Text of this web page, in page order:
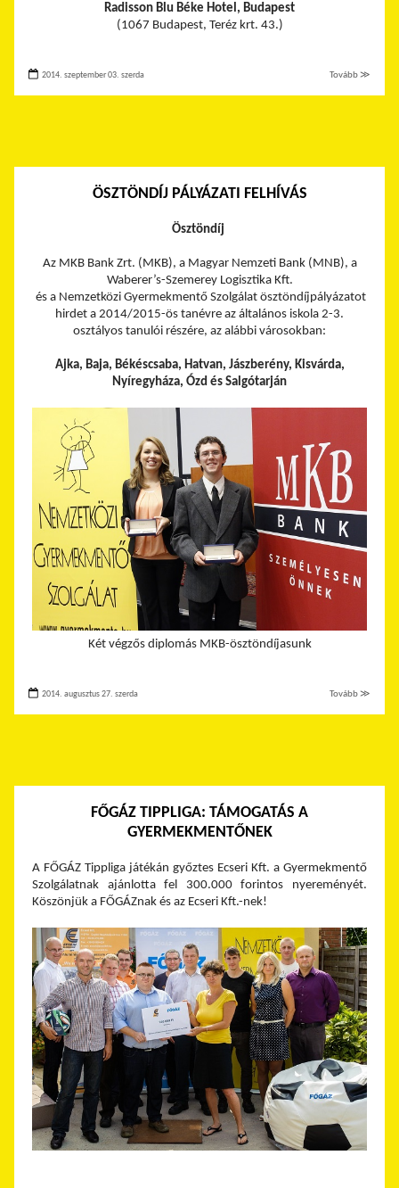
Radisson Blu Béke Hotel, Budapest
(1067 Budapest, Teréz krt. 43.)
2014. szeptember 03. szerda Tovább ≫
ÖSZTÖNDÍJ PÁLYÁZATI FELHÍVÁS
Ösztöndíj
Az MKB Bank Zrt. (MKB), a Magyar Nemzeti Bank (MNB), a
Waberer’s-Szemerey Logisztika Kft.
és a Nemzetközi Gyermekmentő Szolgálat ösztöndíjpályázatot
hirdet a 2014/2015-ös tanévre az általános iskola 2-3.
osztályos tanulói részére, az alábbi városokban:
Ajka, Baja, Békéscsaba, Hatvan, Jászberény, Kisvárda,
Nyíregyháza, Ózd és Salgótarján
Két végzős diplomás MKB-ösztöndíjasunk
2014. augusztus 27. szerda Tovább ≫
FŐGÁZ TIPPLIGA: TÁMOGATÁS A
GYERMEKMENTŐNEK
A FŐGÁZ Tippliga játékán győztes Ecseri Kft. a Gyermekmentő
Szolgálatnak ajánlotta fel 300.000 forintos nyereményét.
Köszönjük a FŐGÁZnak és az Ecseri Kft.-nek!